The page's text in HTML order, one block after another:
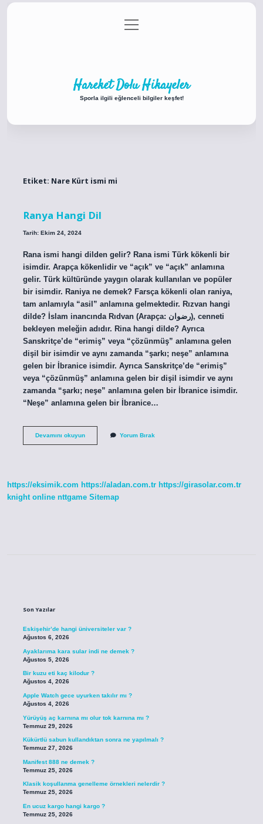
Gizlilik Politikası
menüyü
aç
Hareket Dolu Hikayeler
Sporla ilgili eğlenceli bilgiler keşfet!
Etiket: Nare Kürt ismi mi
Ranya Hangi Dil
Tarih: Ekim 24, 2024
Rana ismi hangi dilden gelir? Rana ismi Türk kökenli bir
isimdir. Arapça kökenlidir ve “açık” ve “açık” anlamına
gelir. Türk kültüründe yaygın olarak kullanılan ve popüler
bir isimdir. Raniya ne demek? Farsça kökenli olan raniya,
tam anlamıyla “asil” anlamına gelmektedir. Rızvan hangi
dilde? İslam inancında Rıdvan (Arapça: رضوان), cenneti
bekleyen meleğin adıdır. Rina hangi dilde? Ayrıca
Sanskritçe’de “erimiş” veya “çözünmüş” anlamına gelen
dişil bir isimdir ve aynı zamanda “şarkı; neşe” anlamına
gelen bir İbranice isimdir. Ayrıca Sanskritçe’de “erimiş”
veya “çözünmüş” anlamına gelen bir dişil isimdir ve aynı
zamanda “şarkı; neşe” anlamına gelen bir İbranice isimdir.
“Neşe” anlamına gelen bir İbranice…
Devamını okuyunRanya
Yorum Bırak
https://eksimik.com https://aladan.com.tr https://girasolar.com.tr
knight online nttgame Sitemap
Son Yazılar
Eskişehir’de hangi üniversiteler var ?
Ağustos 6, 2026
Ayaklarıma kara sular indi ne demek ?
Ağustos 5, 2026
Bir kuzu eti kaç kilodur ?
Ağustos 4, 2026
Apple Watch gece uyurken takılır mı ?
Ağustos 4, 2026
Yürüyüş aç karnına mı olur tok karnına mı ?
Temmuz 29, 2026
Kükürtlü sabun kullandıktan sonra ne yapılmalı ?
Temmuz 27, 2026
Manifest 888 ne demek ?
Temmuz 25, 2026
Klasik koşullanma genelleme örnekleri nelerdir ?
Temmuz 25, 2026
En ucuz kargo hangi kargo ?
Temmuz 25, 2026